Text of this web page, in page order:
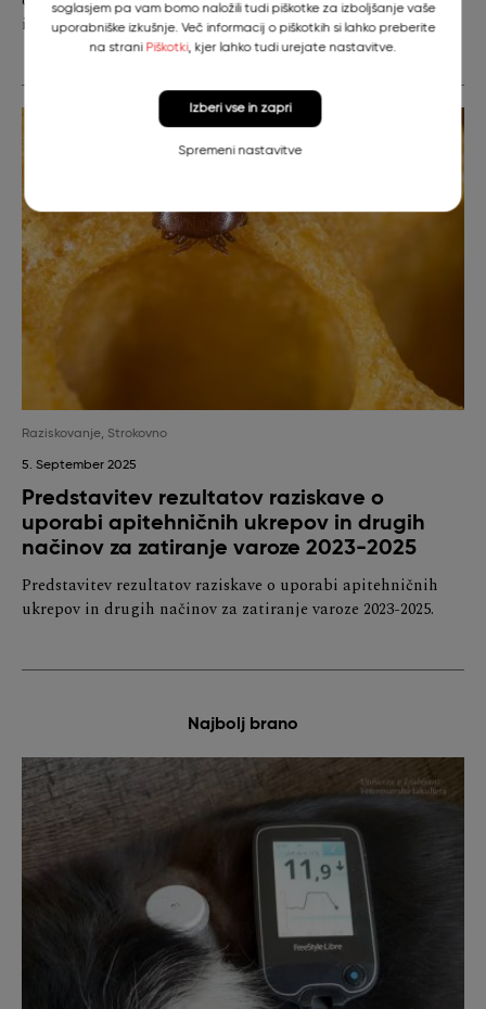
in upravljanjem zaščite ptic roparic –…
Raziskovanje, Strokovno
5. September 2025
Predstavitev rezultatov raziskave o
uporabi apitehničnih ukrepov in drugih
načinov za zatiranje varoze 2023-2025
Predstavitev rezultatov raziskave o uporabi apitehničnih
ukrepov in drugih načinov za zatiranje varoze 2023-2025.
Najbolj brano
soglasjem pa vam bomo naložili tudi piškotke za izboljšanje vaše
uporabniške izkušnje. Več informacij o piškotkih si lahko preberite
na strani Piškotki, kjer lahko tudi urejate nastavitve.
Spremeni nastavitve
Izberi vse in zapri